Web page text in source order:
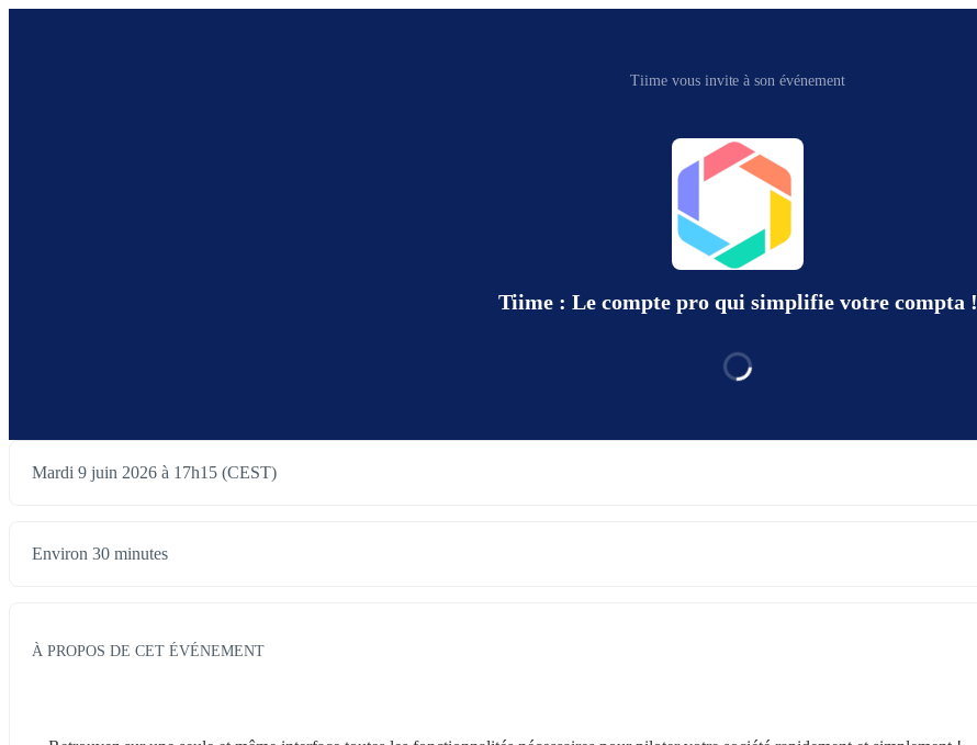
Tiime vous invite à son événement
Tiime : Le compte pro qui simplifie votre compta !
Mardi 9 juin 2026 à 17h15 (CEST)
Environ 30 minutes
À PROPOS DE CET ÉVÉNEMENT